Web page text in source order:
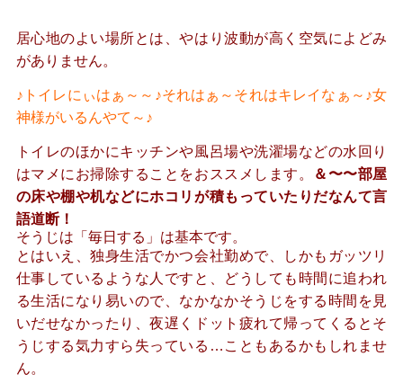
居心地のよい場所とは、やはり波動が高く空気によどみ
がありません。
♪トイレにぃはぁ～～♪それはぁ～それはキレイなぁ～♪女
神様がいるんやて～♪
トイレのほかにキッチンや風呂場や洗濯場などの水回り
はマメにお掃除することをおススメします。
＆〜〜部屋
の床や棚や机などにホコリが積もっていたりだなんて言
語道断！
そうじは 「毎日する」 は基本です。
とはいえ、独身生活でかつ会社勤めで、しかもガッツリ
仕事しているような人ですと、
どうしても時間に追われ
る生活になり易いので、なかなかそうじをする時間を見
いだせなかったり、夜遅くドット疲れて帰ってくるとそ
うじする気力すら失っている…こともあるかもしれませ
ん。